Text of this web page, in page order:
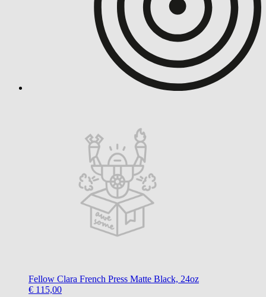
Fellow Clara French Press Matte Black, 24oz
€ 115,00